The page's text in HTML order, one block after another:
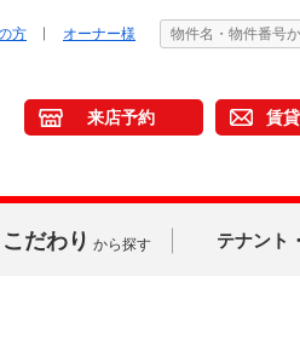
方 オーナー様
来店予約 賃
こだわり から探す テナント